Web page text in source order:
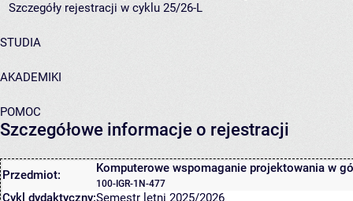
Szczegóły rejestracji w cyklu 25/26-L
STUDIA
AKADEMIKI
POMOC
Szczegółowe informacje o rejestracji
Przedmiot: Komputerowe wspomaganie projektowania w
100-IGR-1N-477
Cykl dydaktyczny:Semestr letni 2025/2026